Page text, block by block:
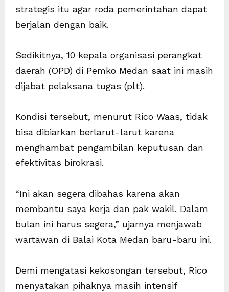
strategis itu agar roda pemerintahan dapat
berjalan dengan baik.
Sedikitnya, 10 kepala organisasi perangkat
daerah (OPD) di Pemko Medan saat ini masih
dijabat pelaksana tugas (plt).
Kondisi tersebut, menurut Rico Waas, tidak
bisa dibiarkan berlarut-larut karena
menghambat pengambilan keputusan dan
efektivitas birokrasi.
“Ini akan segera dibahas karena akan
membantu saya kerja dan pak wakil. Dalam
bulan ini harus segera,” ujarnya menjawab
wartawan di Balai Kota Medan baru-baru ini.
Demi mengatasi kekosongan tersebut, Rico
menyatakan pihaknya masih intensif